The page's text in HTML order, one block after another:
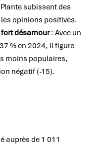
subissent des
opinions positives.
désamour: Avec un
% en 2024, il figure
moins populaires,
négatif (-15).
auprès de 1 011